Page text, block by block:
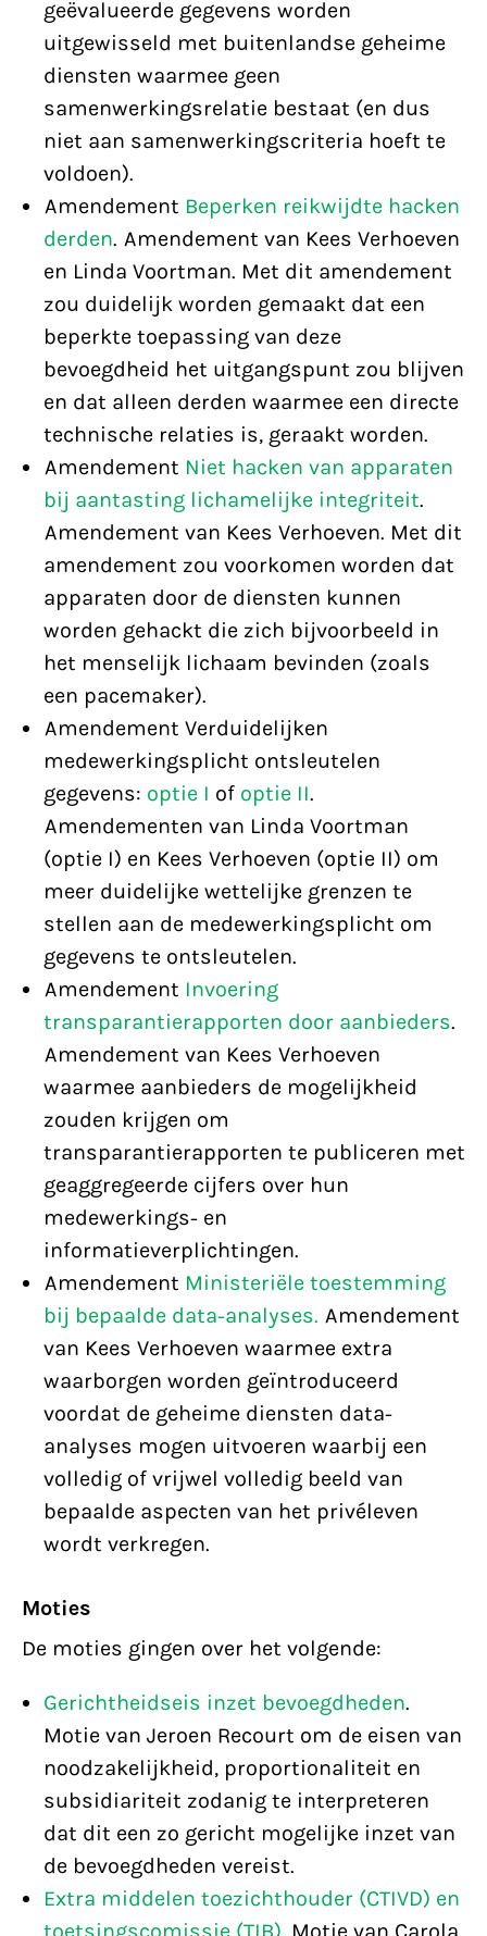
geëvalueerde gegevens worden
uitgewisseld met buitenlandse geheime
diensten waarmee geen
samenwerkingsrelatie bestaat (en dus
niet aan samenwerkingscriteria hoeft te
voldoen).
Amendement Beperken reikwijdte hacken
derden. Amendement van Kees Verhoeven
en Linda Voortman. Met dit amendement
zou duidelijk worden gemaakt dat een
beperkte toepassing van deze
bevoegdheid het uitgangspunt zou blijven
en dat alleen derden waarmee een directe
technische relaties is, geraakt worden.
Amendement Niet hacken van apparaten
bij aantasting lichamelijke integriteit.
Amendement van Kees Verhoeven. Met dit
amendement zou voorkomen worden dat
apparaten door de diensten kunnen
worden gehackt die zich bijvoorbeeld in
het menselijk lichaam bevinden (zoals
een pacemaker).
Amendement Verduidelijken
medewerkingsplicht ontsleutelen
gegevens: optie I of optie II.
Amendementen van Linda Voortman
(optie I) en Kees Verhoeven (optie II) om
meer duidelijke wettelijke grenzen te
stellen aan de medewerkingsplicht om
gegevens te ontsleutelen.
Amendement Invoering
transparantierapporten door aanbieders.
Amendement van Kees Verhoeven
waarmee aanbieders de mogelijkheid
zouden krijgen om
transparantierapporten te publiceren met
geaggregeerde cijfers over hun
medewerkings- en
informatieverplichtingen.
Amendement Ministeriële toestemming
bij bepaalde data-analyses. Amendement
van Kees Verhoeven waarmee extra
waarborgen worden geïntroduceerd
voordat de geheime diensten data-
analyses mogen uitvoeren waarbij een
volledig of vrijwel volledig beeld van
bepaalde aspecten van het privéleven
wordt verkregen.
Moties
De moties gingen over het volgende:
Gerichtheidseis inzet bevoegdheden.
Motie van Jeroen Recourt om de eisen van
noodzakelijkheid, proportionaliteit en
subsidiariteit zodanig te interpreteren
dat dit een zo gericht mogelijke inzet van
de bevoegdheden vereist.
Extra middelen toezichthouder (CTIVD) en